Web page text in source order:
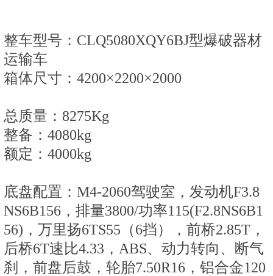
整车型号：CLQ5080XQY6BJ型爆破器材
运输车
箱体尺寸：4200×2200×2000
总质量：8275Kg
整备：4080kg
额定：4000kg
底盘配置：M4-2060驾驶室，发动机F3.8
NS6B156，排量3800/功率115(F2.8NS6B1
56)，万里扬6TS55（6挡），前桥2.85T，
后桥6T速比4.33，ABS、动力转向、断气
刹，前盘后鼓，轮胎7.50R16，铝合金120